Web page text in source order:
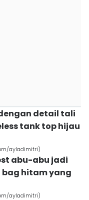
detail tali
tank top hijau
ayladimitri)
abu-abu jadi
bag hitam yang
ayladimitri)